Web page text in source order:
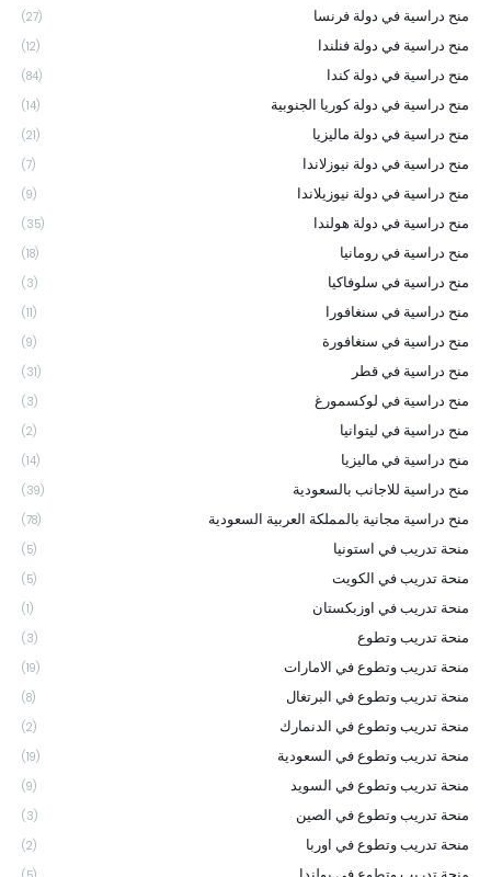
منح دراسية في دولة فرنسا (27)
منح دراسية في دولة فنلندا (12)
منح دراسية في دولة كندا (84)
منح دراسية في دولة كوريا الجنوبية (14)
منح دراسية في دولة ماليزيا (21)
منح دراسية في دولة نيوزلاندا (7)
منح دراسية في دولة نيوزيلاندا (9)
منح دراسية في دولة هولندا (35)
منح دراسية في رومانيا (18)
منح دراسية في سلوفاكيا (3)
منح دراسية في سنغافورا (11)
منح دراسية في سنغافورة (9)
منح دراسية في قطر (31)
منح دراسية في لوكسمورغ (3)
منح دراسية في ليتوانيا (2)
منح دراسية في ماليزيا (14)
منح دراسية للاجانب بالسعودية (39)
منح دراسية مجانية بالمملكة العربية السعودية (78)
منحة تدريب في استونيا (5)
منحة تدريب في الكويت (5)
منحة تدريب في اوزبكستان (1)
منحة تدريب وتطوع (3)
منحة تدريب وتطوع في الامارات (19)
منحة تدريب وتطوع في البرتغال (8)
منحة تدريب وتطوع في الدنمارك (2)
منحة تدريب وتطوع في السعودية (19)
منحة تدريب وتطوع في السويد (9)
منحة تدريب وتطوع في الصين (3)
منحة تدريب وتطوع في اوربا (2)